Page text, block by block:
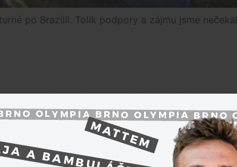
po Brazílii. Tolik podpory a zájmu jsme nečekali,